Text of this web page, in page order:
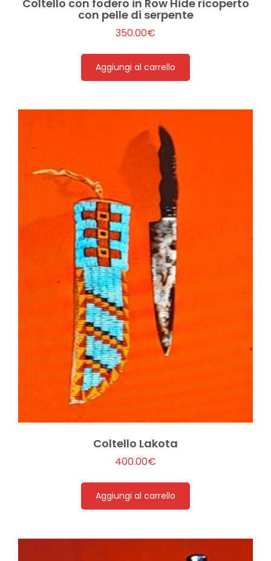
Coltello con fodero in Row Hide ricoperto
con pelle di serpente
350.00€
Aggiungi al carrello
Coltello Lakota
400.00€
Aggiungi al carrello